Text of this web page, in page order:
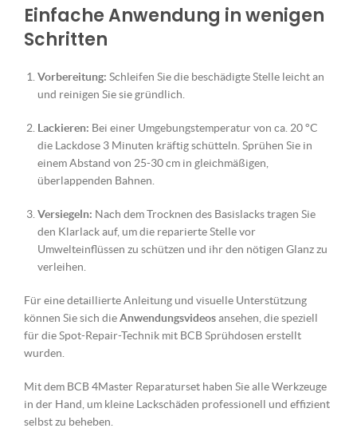
Einfache Anwendung in wenigen
Schritten
Vorbereitung: Schleifen Sie die beschädigte Stelle leicht an
und reinigen Sie sie gründlich.
Lackieren: Bei einer Umgebungstemperatur von ca. 20 °C
die Lackdose 3 Minuten kräftig schütteln. Sprühen Sie in
einem Abstand von 25-30 cm in gleichmäßigen,
überlappenden Bahnen.
Versiegeln: Nach dem Trocknen des Basislacks tragen Sie
den Klarlack auf, um die reparierte Stelle vor
Umwelteinflüssen zu schützen und ihr den nötigen Glanz zu
verleihen.
Für eine detaillierte Anleitung und visuelle Unterstützung
können Sie sich dieAnwendungsvideosansehen, die speziell
für die Spot-Repair-Technik mit BCB Sprühdosen erstellt
wurden.
Mit dem BCB 4Master Reparaturset haben Sie alle Werkzeuge
in der Hand, um kleine Lackschäden professionell und effizient
selbst zu beheben.